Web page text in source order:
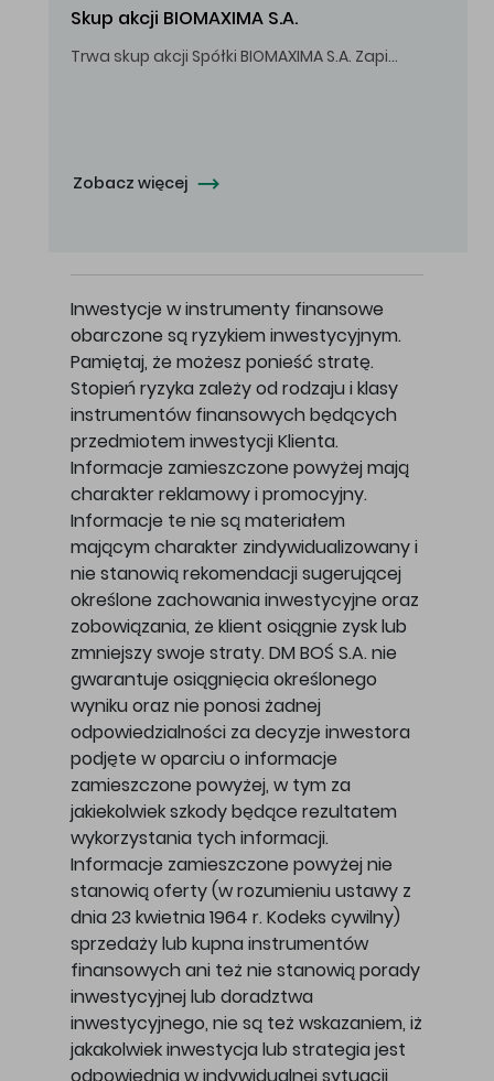
Skup akcji BIOMAXIMA S.A.
Trwa skup akcji Spółki BIOMAXIMA S.A. Zapisy do 4 sierpnia 2026 r. do godz. 16.00.
Zobacz więcej
Inwestycje w instrumenty finansowe
obarczone są ryzykiem inwestycyjnym.
Pamiętaj, że możesz ponieść stratę.
Stopień ryzyka zależy od rodzaju i klasy
instrumentów finansowych będących
przedmiotem inwestycji Klienta.
Informacje zamieszczone powyżej mają
charakter reklamowy i promocyjny.
Informacje te nie są materiałem
mającym charakter zindywidualizowany i
nie stanowią rekomendacji sugerującej
określone zachowania inwestycyjne oraz
zobowiązania, że klient osiągnie zysk lub
zmniejszy swoje straty. DM BOŚ S.A. nie
gwarantuje osiągnięcia określonego
wyniku oraz nie ponosi żadnej
odpowiedzialności za decyzje inwestora
podjęte w oparciu o informacje
zamieszczone powyżej, w tym za
jakiekolwiek szkody będące rezultatem
wykorzystania tych informacji.
Informacje zamieszczone powyżej nie
stanowią oferty (w rozumieniu ustawy z
dnia 23 kwietnia 1964 r. Kodeks cywilny)
sprzedaży lub kupna instrumentów
finansowych ani też nie stanowią porady
inwestycyjnej lub doradztwa
inwestycyjnego, nie są też wskazaniem, iż
jakakolwiek inwestycja lub strategia jest